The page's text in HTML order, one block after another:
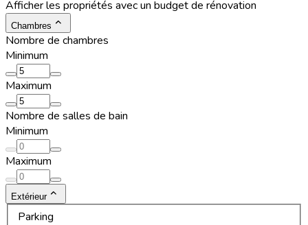
Afficher les propriétés avec un budget de rénovation
Chambres
Nombre de chambres
Minimum
Maximum
Nombre de salles de bain
Minimum
Maximum
Extérieur
Parking